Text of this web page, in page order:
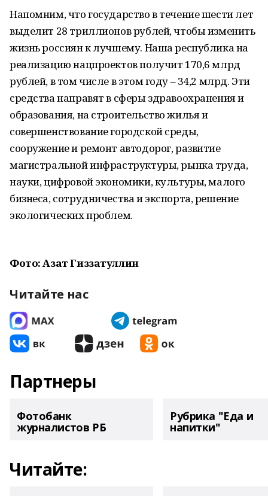
Напомним, что государство в течение шести лет
выделит 28 триллионов рублей, чтобы изменить
жизнь россиян к лучшему. Наша республика на
реализацию нацпроектов получит 170,6 млрд
рублей, в том числе в этом году – 34,2 млрд. Эти
средства направят в сферы здравоохранения и
образования, на строительство жилья и
совершенствование городской среды,
сооружение и ремонт автодорог, развитие
магистральной инфраструктуры, рынка труда,
науки, цифровой экономики, культуры, малого
бизнеса, сотрудничества и экспорта, решение
экологических проблем.
Фото: Азат Гиззатуллин
Читайте нас
Партнеры
Фотобанк
журналистов РБ
Рубрика "Еда и
напитки"
Читайте: